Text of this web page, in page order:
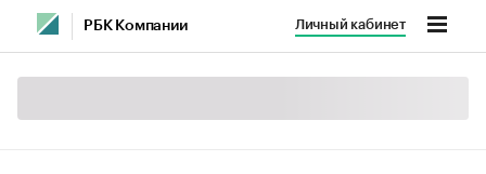
РБК Компании Личный кабинет